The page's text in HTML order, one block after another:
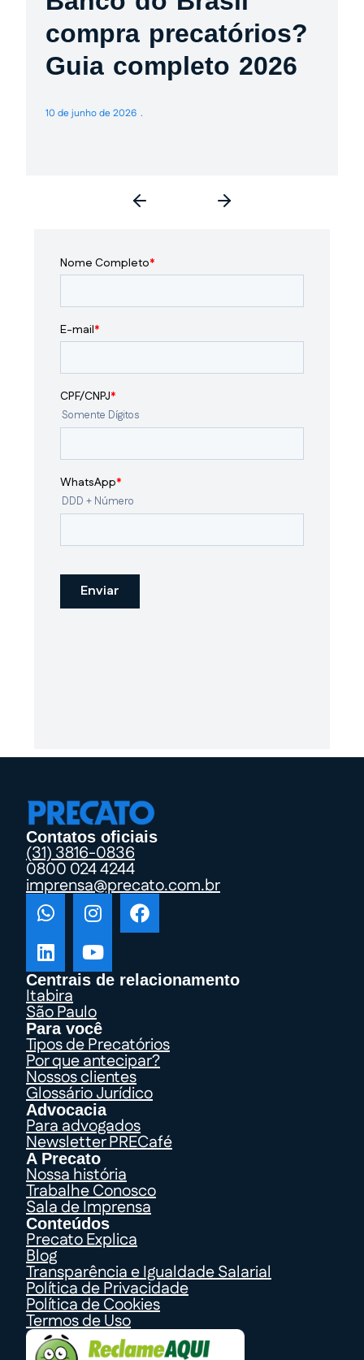
compra precatórios?
Guia completo 2026
10 de junho de 2026
Contatos oficiais
(31) 3816-0836
0800 024 4244
imprensa@precato.com.br
Centrais de relacionamento
Itabira
São Paulo
Para você
Tipos de Precatórios
Por que antecipar?
Nossos clientes
Glossário Jurídico
Advocacia
Para advogados
Newsletter PRECafé
A Precato
Nossa história
Trabalhe Conosco
Sala de Imprensa
Conteúdos
Precato Explica
Blog
Transparência e Igualdade Salarial
Política de Privacidade
Política de Cookies
Termos de Uso